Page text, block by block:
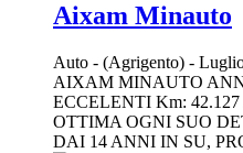
Aixam Minauto
Auto - (Agrigento) -
AIXAM MINAUTO
ECCELENTI Km:
OTTIMA OGNI SUO
DAI 14 ANNI IN SU,